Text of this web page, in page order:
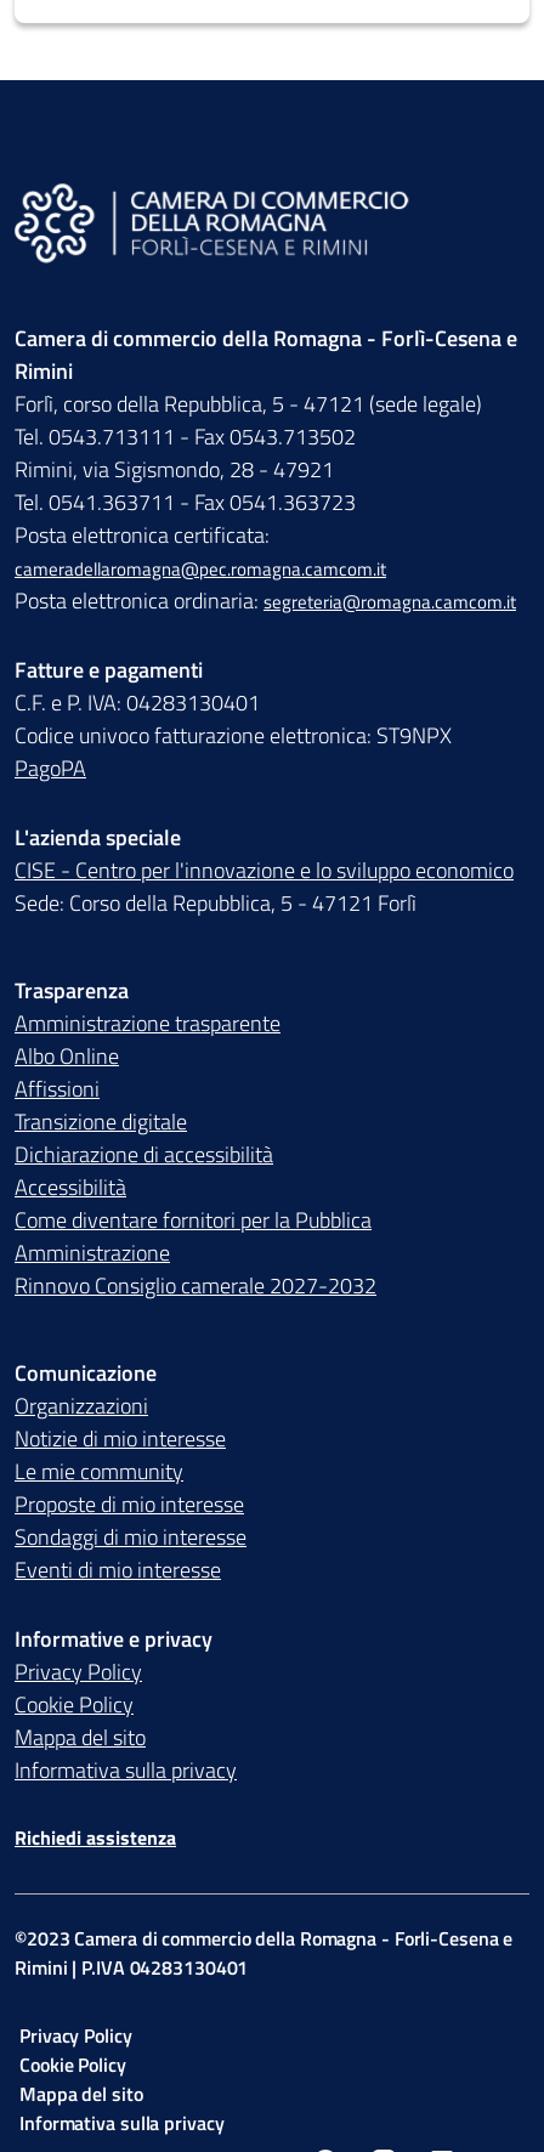
Camera di commercio della Romagna - Forlì-Cesena e
Rimini
Forlì, corso della Repubblica, 5 - 47121 (sede legale)
Tel. 0543.713111 - Fax 0543.713502
Rimini, via Sigismondo, 28 - 47921
Tel. 0541.363711 - Fax 0541.363723
Posta elettronica certificata:
cameradellaromagna@pec.romagna.camcom.it
Posta elettronica ordinaria: segreteria@romagna.camcom.it
Fatture e pagamenti
C.F. e P. IVA: 04283130401
Codice univoco fatturazione elettronica: ST9NPX
PagoPA
L'azienda speciale
CISE - Centro per l'innovazione e lo sviluppo economico
Sede: Corso della Repubblica, 5 - 47121 Forlì
Trasparenza
Amministrazione trasparente
Albo Online
Affissioni
Transizione digitale
Dichiarazione di accessibilità
Accessibilità
Come diventare fornitori per la Pubblica
Amministrazione
Rinnovo Consiglio camerale 2027-2032
Comunicazione
Organizzazioni
Notizie di mio interesse
Le mie community
Proposte di mio interesse
Sondaggi di mio interesse
Eventi di mio interesse
Informative e privacy
Privacy Policy
Cookie Policy
Mappa del sito
Informativa sulla privacy
Richiedi assistenza
©2023 Camera di commercio della Romagna - Forli-Cesena e
Rimini | P.IVA 04283130401
Privacy Policy
Cookie Policy
Mappa del sito
Informativa sulla privacy